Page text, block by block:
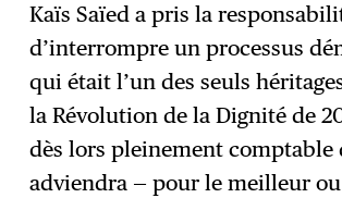
Kaïs Saïed a pris la
d’interrompre un processus
qui était l’un des seuls
la Révolution de la Dignité de
dès lors pleinement comptable
adviendra — pour le meilleur